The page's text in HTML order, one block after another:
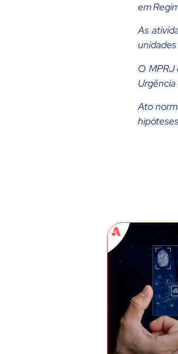
em
As
unidades
O MPRJ
Ato